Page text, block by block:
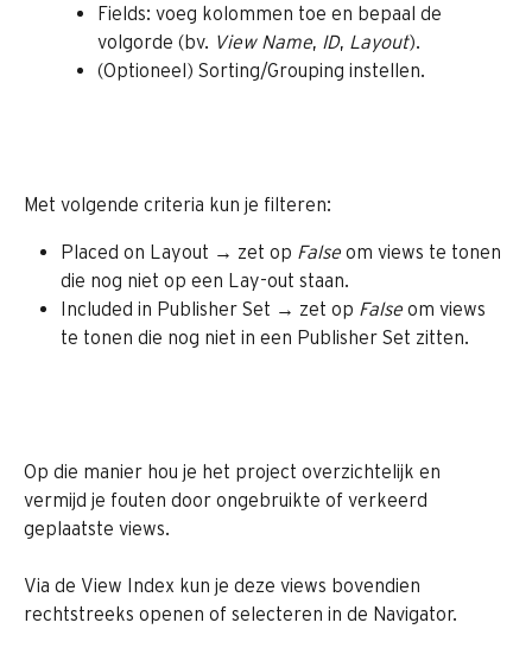
Fields: voeg kolommen toe en bepaal de
volgorde (bv. View Name, ID, Layout).
(Optioneel) Sorting/Grouping instellen.
Met volgende criteria kun je filteren:
Placed on Layout → zet op False om views te tonen
die nog niet op een Lay-out staan.
Included in Publisher Set → zet op False om views
te tonen die nog niet in een Publisher Set zitten.
Op die manier hou je het project overzichtelijk en
vermijd je fouten door ongebruikte of verkeerd
geplaatste views.
Via de View Index kun je deze views bovendien
rechtstreeks openen of selecteren in de Navigator.